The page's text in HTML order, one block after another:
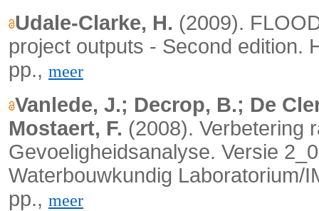
Udale-Clarke, H. (2009).
project outputs - Second edition.
pp., meer
Vanlede, J.; Decrop, B.; De
Mostaert, F. (2008). Verbetering
Gevoeligheidsanalyse. Versie
Waterbouwkundig Laboratorium/
pp., meer